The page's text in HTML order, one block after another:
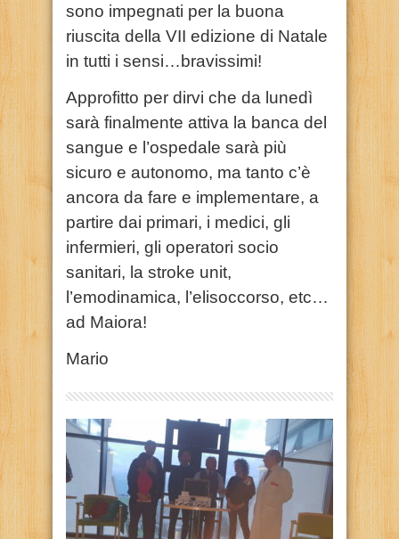
sono impegnati per la buona
riuscita della VII edizione di Natale
in tutti i sensi…bravissimi!
Approfitto per dirvi che da lunedì
sarà finalmente attiva la banca del
sangue e l’ospedale sarà più
sicuro e autonomo, ma tanto c’è
ancora da fare e implementare, a
partire dai primari, i medici, gli
infermieri, gli operatori socio
sanitari, la stroke unit,
l’emodinamica, l’elisoccorso, etc…
ad Maiora!
Mario